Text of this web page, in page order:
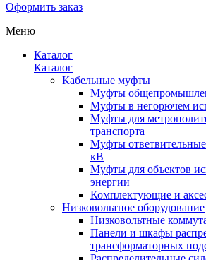
Оформить заказ
Меню
Каталог
Каталог
Кабельные муфты
Муфты
Муфты в негорючем
Муфты для
транспорта
Муфты
кВ
Муфты для объектов
энергии
Комплектующие и
Низковольтное оборудование
Низковольтные
Панели и шкафы
трансформаторных